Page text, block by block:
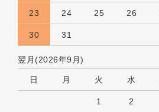
23 24 25 26
30 31
翌月(2026年9月)
日 月 火 水
1 2